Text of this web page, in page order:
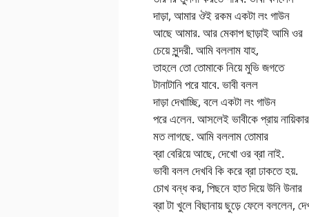
দাড়া, আমার ঔই রকম একটা লং গাউন
আছে আমার. আর মেকাপ ছাড়াই আমি ওর
চেয়ে সুন্দরী. আমি বললাম যাহ,
তাহলে তো তোমাকে নিয়ে মুভি জগতে
টানাটানি পরে যাবে. ভাবী বলল
দাড়া দেখাচ্ছি, বলে একটা লং গাউন
পরে এলেন. আসলেই ভাবীকে প্রায় নায়িকার
মত লাগছে. আমি বললাম তোমার
ব্রা বেরিয়ে আছে, দেখো ওর ব্রা নাই.
ভাবী বলল দেখবি কি করে ব্রা ঢাকতে হয়.
চোখ বন্ধ কর, পিছনে হাত দিয়ে উনি উনার
ব্রা টা খুলে বিছানায় ছুড়ে ফেলে বললেন,